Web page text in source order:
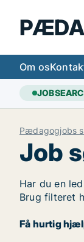
Om os
Pædagogjobs
Job
Har du en
Brug filteret
Få hurtig